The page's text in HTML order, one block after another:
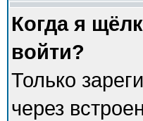
Когда я
войти?
Только
через